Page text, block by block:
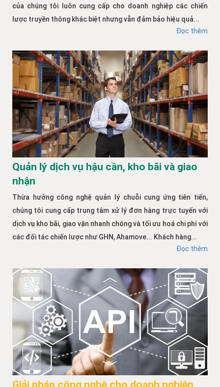
của chúng tôi luôn cung cấp cho doanh nghiệp các chiến
lược truyền thông khác biệt nhưng vẫn đảm bảo hiệu quả...
Đọc thêm
Quản lý dịch vụ hậu cần, kho bãi và giao
nhận
Thừa hưởng công nghệ quản lý chuỗi cung ứng tiên tiến,
chúng tôi cung cấp trung tâm xử lý đơn hàng trực tuyến với
dịch vụ kho bãi, giao vận nhanh chóng và tối ưu hoá chi phí với
các đối tác chiến lược như GHN, Ahamove... Khách hàng...
Đọc thêm
Giải pháp công nghệ cho doanh nghiệp